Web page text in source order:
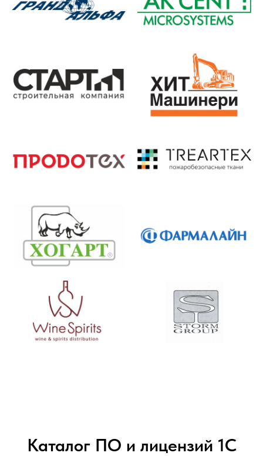
Каталог ПО и лицензий 1С